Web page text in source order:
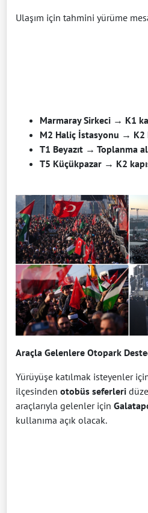
Ulaşım için tahmini yürüme
Marmaray Sirkeci → K1
M2 Haliç İstasyonu → K2
T1 Beyazıt → Toplanma
T5 Küçükpazar → K2
Araçla Gelenlere Otopark
Yürüyüşe katılmak isteyenler
ilçesinden otobüs seferleri
araçlarıyla gelenler için
kullanıma açık olacak.